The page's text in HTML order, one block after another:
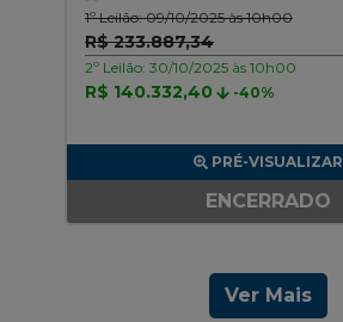
1º Leilão: 09/10/2025 às 10h00
R$ 233.887,34
2º Leilão: 30/10/2025 às 10h00
R$ 140.332,40 -40%
PRÉ-VISUALIZAR
ENCERRADO
Ver Mais